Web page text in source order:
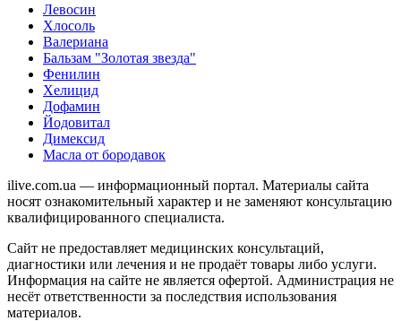
Левосин
Хлосоль
Валериана
Бальзам "Золотая звезда"
Фенилин
Хелицид
Дофамин
Йодовитал
Димексид
Масла от бородавок
ilive.com.ua — информационный портал. Материалы сайта
носят ознакомительный характер и не заменяют консультацию
квалифицированного специалиста.
Сайт не предоставляет медицинских консультаций,
диагностики или лечения и не продаёт товары либо услуги.
Информация на сайте не является офертой. Администрация не
несёт ответственности за последствия использования
материалов.